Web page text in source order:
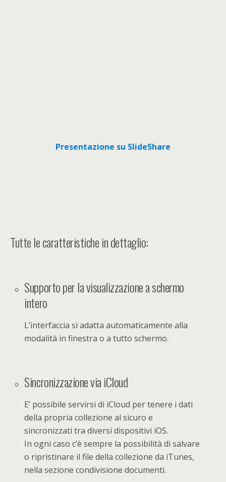
Presentazione su SlideShare
Tutte le caratteristiche in dettaglio:
Supporto per la visualizzazione a schermo
intero
L’interfaccia si adatta automaticamente alla
modalità in finestra o a tutto schermo.
Sincronizzazione via iCloud
E’ possibile servirsi di iCloud per tenere i dati
della propria collezione al sicuro e
sincronizzati tra diversi dispositivi iOS.
In ogni caso c’è sempre la possibilità di salvare
o ripristinare il file della collezione da iTunes,
nella sezione condivisione documenti.